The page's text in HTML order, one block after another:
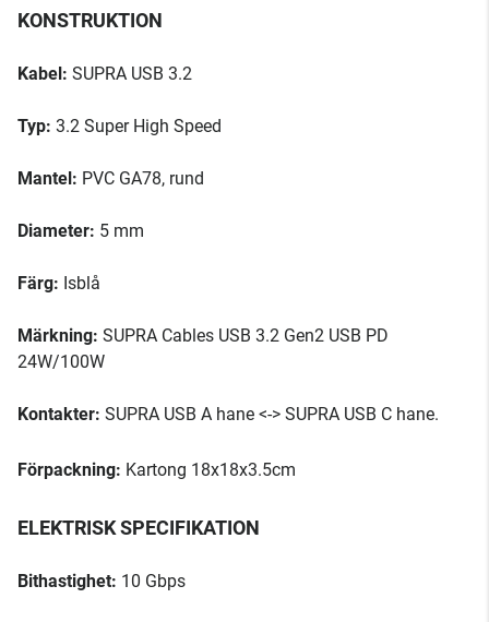
KONSTRUKTION
Kabel: SUPRA USB 3.2
Typ: 3.2 Super High Speed
Mantel: PVC GA78, rund
Diameter: 5 mm
Färg: Isblå
Märkning: SUPRA Cables USB 3.2 Gen2 USB PD
24W/100W
Kontakter: SUPRA USB A hane <-> SUPRA USB C hane.
Förpackning: Kartong 18x18x3.5cm
ELEKTRISK SPECIFIKATION
Bithastighet: 10 Gbps